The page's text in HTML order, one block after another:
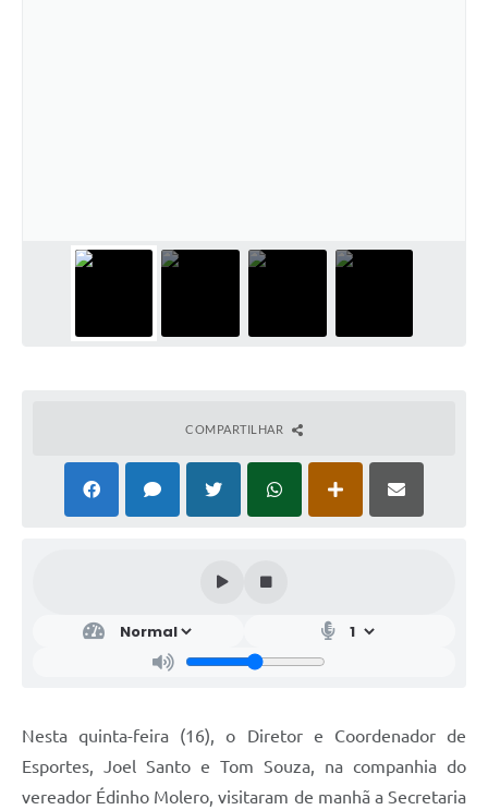
COMPARTILHAR
Nesta quinta-feira (16), o Diretor e Coordenador de
Esportes, Joel Santo e Tom Souza, na companhia do
vereador Édinho Molero, visitaram de manhã a Secretaria